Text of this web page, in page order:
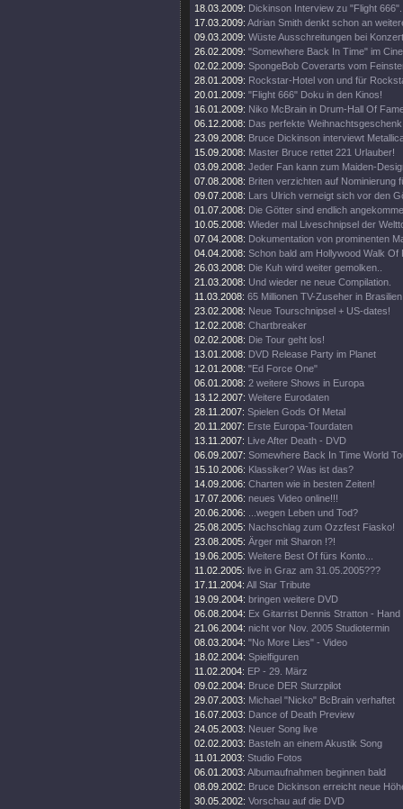
18.03.2009: Dickinson Interview zu "Flight 666".
17.03.2009: Adrian Smith denkt schon an
09.03.2009: Wüste Ausschreitungen bei
26.02.2009: "Somewhere Back In Time" im
02.02.2009: SpongeBob Coverarts vom
28.01.2009: Rockstar-Hotel von und für
20.01.2009: "Flight 666" Doku in den Kinos!
16.01.2009: Niko McBrain in Drum-Hall Of
06.12.2008: Das perfekte
23.09.2008: Bruce Dickinson interviewt
15.09.2008: Master Bruce rettet 221 Urlauber!
03.09.2008: Jeder Fan kann zum Maiden-
07.08.2008: Briten verzichten auf Nominierung
09.07.2008: Lars Ulrich verneigt sich vor den
01.07.2008: Die Götter sind endlich
10.05.2008: Wieder mal Liveschnipsel der
07.04.2008: Dokumentation von prominenten
04.04.2008: Schon bald am Hollywood Walk Of
26.03.2008: Die Kuh wird weiter gemolken..
21.03.2008: Und wieder ne neue Compilation.
11.03.2008: 65 Millionen TV-Zuseher in
23.02.2008: Neue Tourschnipsel + US-dates!
12.02.2008: Chartbreaker
02.02.2008: Die Tour geht los!
13.01.2008: DVD Release Party im Planet
12.01.2008: "Ed Force One"
06.01.2008: 2 weitere Shows in Europa
13.12.2007: Weitere Eurodaten
28.11.2007: Spielen Gods Of Metal
20.11.2007: Erste Europa-Tourdaten
13.11.2007: Live After Death - DVD
06.09.2007: Somewhere Back In Time World
15.10.2006: Klassiker? Was ist das?
14.09.2006: Charten wie in besten Zeiten!
17.07.2006: neues Video online!!!
20.06.2006:
...wegen Leben und Tod?
25.08.2005: Nachschlag zum Ozzfest Fiasko!
23.08.2005: Ärger mit Sharon !?!
19.06.2005: Weitere Best Of fürs Konto...
11.02.2005: live in Graz am 31.05.2005???
17.11.2004: All Star Tribute
19.09.2004: bringen weitere DVD
06.08.2004: Ex Gitarrist Dennis Stratton -
21.06.2004: nicht vor Nov. 2005 Studiotermin
08.03.2004: "No More Lies" - Video
18.02.2004: Spielfiguren
11.02.2004: EP - 29. März
09.02.2004: Bruce DER Sturzpilot
29.07.2003: Michael "Nicko" BcBrain verhaftet
16.07.2003: Dance of Death Preview
24.05.2003: Neuer Song live
02.02.2003: Basteln an einem Akustik Song
11.01.2003: Studio Fotos
06.01.2003: Albumaufnahmen beginnen bald
08.09.2002: Bruce Dickinson erreicht neue
30.05.2002: Vorschau auf die DVD